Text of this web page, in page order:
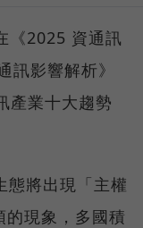
《2025 資通訊
訊影響解析》
產業十大趨勢
態將出現「主權
現象，多國積